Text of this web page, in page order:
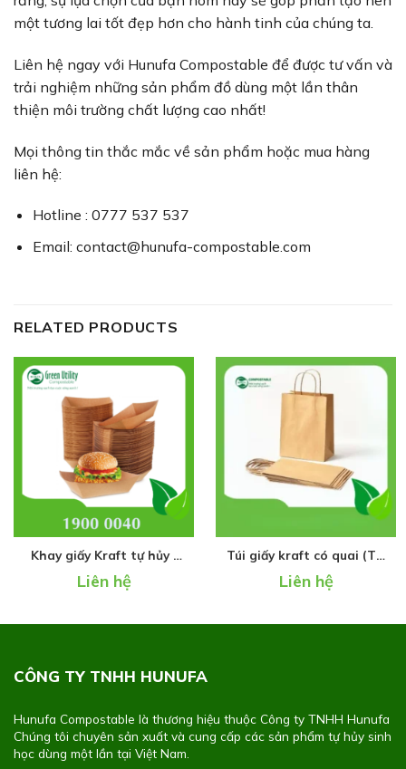
một tương lai tốt đẹp hơn cho hành tinh của chúng ta.
Liên hệ ngay với Hunufa Compostable để được tư vấn và
trải nghiệm những sản phẩm đồ dùng một lần thân
thiện môi trường chất lượng cao nhất!
Mọi thông tin thắc mắc về sản phẩm hoặc mua hàng
liên hệ:
Hotline : 0777 537 537
Email: contact@hunufa-compostable.com
RELATED PRODUCTS
Khay giấy Kraft tự hủy (
Liên hệ
Túi giấy kraft có quai (Túi
Liên hệ
CÔNG TY TNHH HUNUFA
Hunufa Compostable là thương hiệu thuộc Công ty TNHH Hunufa
Chúng tôi chuyên sản xuất và cung cấp các sản phẩm tự hủy sinh
học dùng một lần tại Việt Nam.